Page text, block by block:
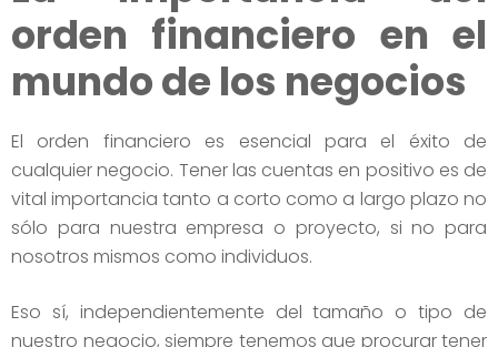
orden financiero en el
mundo de los negocios
El orden financiero es esencial para el éxito de
cualquier negocio. Tener las cuentas en positivo es de
vital importancia tanto a corto como a largo plazo no
sólo para nuestra empresa o proyecto, si no para
nosotros mismos como individuos.
Eso sí, independientemente del tamaño o tipo de
nuestro negocio, siempre tenemos que procurar tener